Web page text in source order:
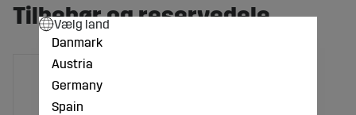
Tilbehør og reservedele
Vælg land
Danmark
Austria
Germany
Spain